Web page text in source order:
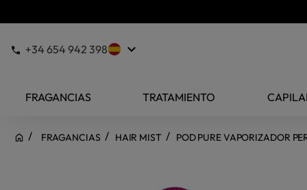
+34 654 942 398 keyboard_arrow_down
FRAGANCIAS TRATAMIENTO
FRAGANCIAS HAIR MIST POD PURE VAPORIZADOR